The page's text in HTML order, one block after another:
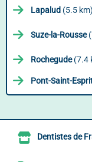
Lapalud (5.5 km)
Suze-la-Rousse
Rochegude(7.4
Pont-Saint-
Dentistes de